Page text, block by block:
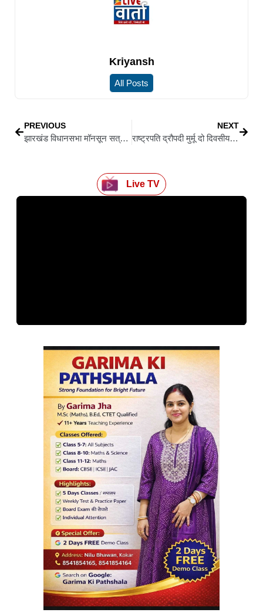
Kriyansh
All Posts
PREVIOUS
झारखंड विधानसभा मॉनसून सत्र 2025: सरकार-विपक्ष के बीच तीखी टक्कर के आसार, ये बड़े मुद्दे रहेंगे छाए
NEXT
राष्ट्रपति द्रौपदी मुर्मू दो दिवसीय झारखंड दौरे पर आज आएंगी, देवघर और रांची में रहेंगे कई अहम कार्यक्रम
Live TV